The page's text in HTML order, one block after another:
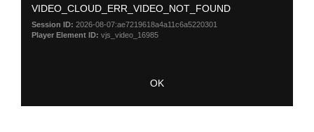
window.
VIDEO_CLOUD_ERR_VIDEO_NOT_FOUND
Session ID: 2026-08-07:ae7219618a4a11c6a5220301
Player Element ID: vjs_video_16985
OK